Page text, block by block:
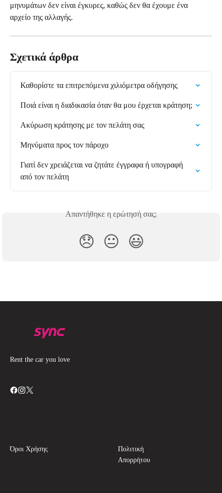
μηνυμάτων δεν είναι έγκυρες, καθώς δεν θα έχουμε ένα
αρχείο της αλλαγής.
Σχετικά άρθρα
Καθορίστε τα επιτρεπόμενα χιλιόμετρα οδήγησης
Ποιά είναι η διαδικασία όταν θα μου έρχεται κράτηση;
Ακύρωση κράτησης με τον πελάτη σας
Μηνύματα προς τον πάροχο
Γιατί δεν χρειάζεται να ζητάτε έγγραφα ή υπογραφή
από τον πελάτη
Απαντήθηκε η ερώτησή σας;
😞 😐 😃
Rent the car you love
Όροι Χρήσης
Πολιτική
Απορρήτου